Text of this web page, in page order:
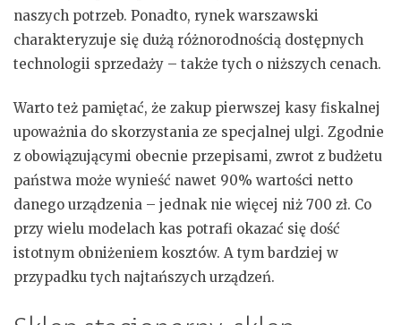
naszych potrzeb. Ponadto, rynek warszawski
charakteryzuje się dużą różnorodnością dostępnych
technologii sprzedaży – także tych o niższych cenach.
Warto też pamiętać, że zakup pierwszej kasy fiskalnej
upoważnia do skorzystania ze specjalnej ulgi. Zgodnie
z obowiązującymi obecnie przepisami, zwrot z budżetu
państwa może wynieść nawet 90% wartości netto
danego urządzenia – jednak nie więcej niż 700 zł. Co
przy wielu modelach kas potrafi okazać się dość
istotnym obniżeniem kosztów. A tym bardziej w
przypadku tych najtańszych urządzeń.